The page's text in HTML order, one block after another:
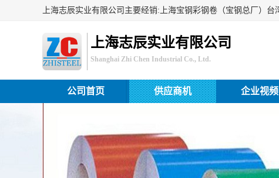
上海志辰实业有限公司
Shanghai Zhi Chen Industrial Co., Ltd.
公司首页 供应商机 企业视频